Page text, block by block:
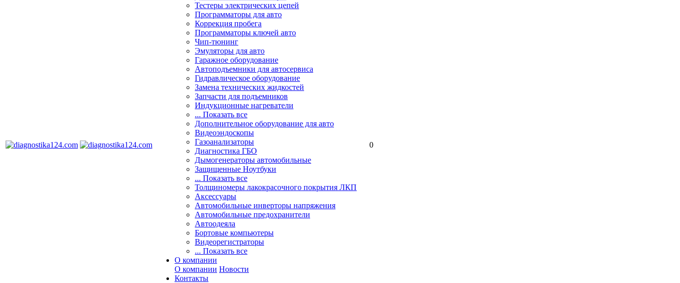
Тестеры электрических цепей
Программаторы для авто
Коррекция пробега
Программаторы ключей авто
Чип-тюнинг
Эмуляторы для авто
Гаражное оборудование
Автоподъемники для автосервиса
Гидравлическое оборудование
Замена технических жидкостей
Запчасти для подъемников
Индукционные нагреватели
... Показать все
Дополнительное оборудование для авто
Видеоэндоскопы
Газоанализаторы
Диагностика ГБО
Дымогенераторы автомобильные
Защищенные Ноутбуки
... Показать все
Толщиномеры лакокрасочного покрытия ЛКП
Аксессуары
Автомобильные инверторы напряжения
Автомобильные предохранители
Автоодеяла
Бортовые компьютеры
Видеорегистраторы
... Показать все
О компании
О компании Новости
Контакты
0